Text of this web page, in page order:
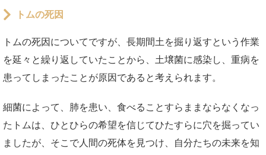
トムの死因
トムの死因についてですが、長期間土を掘り返すという作業
を延々と繰り返していたことから、土壌菌に感染し、重病を
患ってしまったことが原因であると考えられます。
細菌によって、肺を患い、食べることすらままならなくなっ
たトムは、ひとひらの希望を信じてひたすらに穴を掘ってい
ましたが、そこで人間の死体を見つけ、自分たちの未来を知